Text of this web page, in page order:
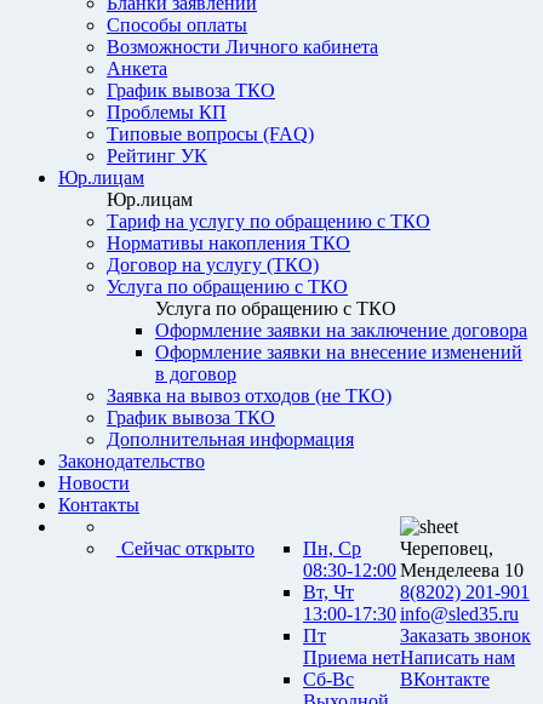
Способы оплаты
Возможности Личного кабинета
Анкета
График вывоза ТКО
Проблемы КП
Типовые вопросы (FAQ)
Рейтинг УК
Юр.лицам
Юр.лицам
Тариф на услугу по обращению с ТКО
Нормативы накопления ТКО
Договор на услугу (ТКО)
Услуга по обращению с ТКО
Услуга по обращению с ТКО
Оформление заявки на заключение договора
Оформление заявки на внесение изменений
в договор
Заявка на вывоз отходов (не ТКО)
График вывоза ТКО
Дополнительная информация
Законодательство
Новости
Контакты
Сейчас открыто
Пн, Ср
08:30-12:00
Вт, Чт
13:00-17:30
Пт
Приема нет
Сб-Вс
Череповец,
Менделеева 10
8(8202) 201-901
info@sled35.ru
Заказать звонок
Написать нам
ВКонтакте